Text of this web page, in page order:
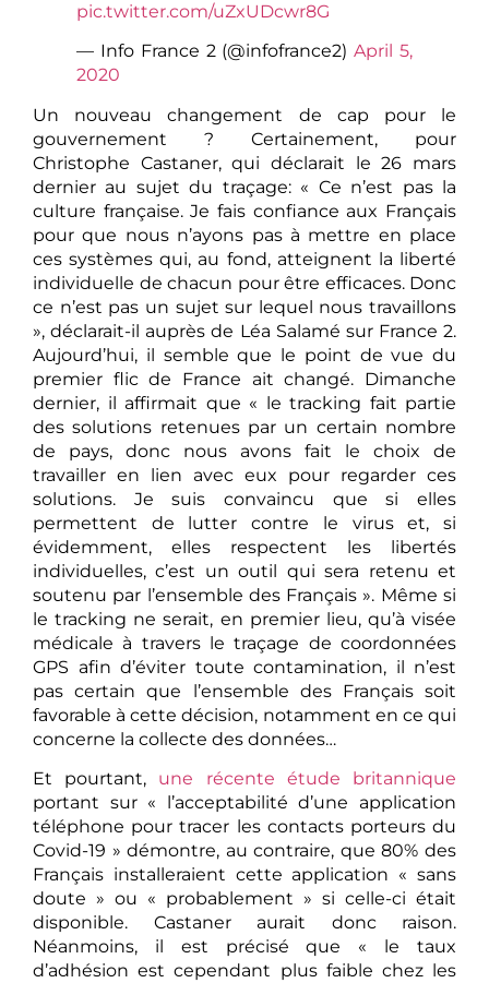
pic.twitter.com/uZxUDcwr8G
— Info France 2 (@infofrance2)April 5,
2020
Un nouveau changement de cap pour le
gouvernement ? Certainement, pour
Christophe Castaner, qui déclarait le 26 mars
dernier au sujet du traçage: « Ce n’est pas la
culture française. Je fais confiance aux Français
pour que nous n’ayons pas à mettre en place
ces systèmes qui, au fond, atteignent la liberté
individuelle de chacun pour être efficaces. Donc
ce n’est pas un sujet sur lequel nous travaillons
», déclarait-il auprès de Léa Salamé sur France 2.
Aujourd’hui, il semble que le point de vue du
premier flic de France ait changé. Dimanche
dernier, il affirmait que « le tracking fait partie
des solutions retenues par un certain nombre
de pays, donc nous avons fait le choix de
travailler en lien avec eux pour regarder ces
solutions. Je suis convaincu que si elles
permettent de lutter contre le virus et, si
évidemment, elles respectent les libertés
individuelles, c’est un outil qui sera retenu et
soutenu par l’ensemble des Français ». Même si
le tracking ne serait, en premier lieu, qu’à visée
médicale à travers le traçage de coordonnées
GPS afin d’éviter toute contamination, il n’est
pas certain que l’ensemble des Français soit
favorable à cette décision, notamment en ce qui
concerne la collecte des données…
Et pourtant, une récente étude britannique
portant sur « l’acceptabilité d’une application
téléphone pour tracer les contacts porteurs du
Covid-19 » démontre, au contraire, que 80% des
Français installeraient cette application « sans
doute » ou « probablement » si celle-ci était
disponible. Castaner aurait donc raison.
Néanmoins, il est précisé que « le taux
d’adhésion est cependant plus faible chez les